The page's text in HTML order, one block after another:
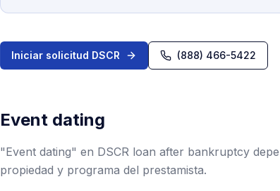
Iniciar solicitud DSCR (888) 466-5422
Event dating
"Event dating" en DSCR loan after bankruptcy
propiedad y programa del prestamista.